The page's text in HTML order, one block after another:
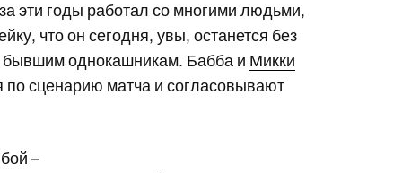
эти годы работал со многими людьми,
что он сегодня, увы, останется без
бывшим однокашникам. Бабба и Микки
по сценарию матча и согласовывают
–